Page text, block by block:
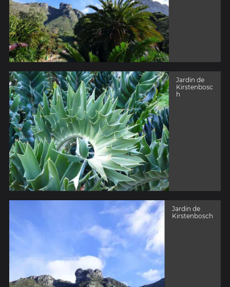
Jardin de
Kirstenbosc
h
Jardin de
Kirstenbosch